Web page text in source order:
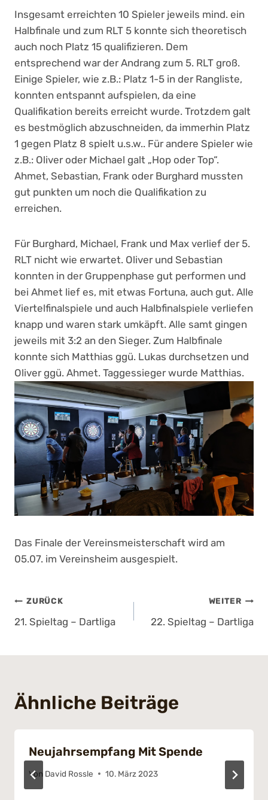
Insgesamt erreichten 10 Spieler jeweils mind. ein
Halbfinale und zum RLT 5 konnte sich theoretisch
auch noch Platz 15 qualifizieren. Dem
entsprechend war der Andrang zum 5. RLT groß.
Einige Spieler, wie z.B.: Platz 1-5 in der Rangliste,
konnten entspannt aufspielen, da eine
Qualifikation bereits erreicht wurde. Trotzdem galt
es bestmöglich abzuschneiden, da immerhin Platz
1 gegen Platz 8 spielt u.s.w.. Für andere Spieler wie
z.B.: Oliver oder Michael galt „Hop oder Top“.
Ahmet, Sebastian, Frank oder Burghard mussten
gut punkten um noch die Qualifikation zu
erreichen.
Für Burghard, Michael, Frank und Max verlief der 5.
RLT nicht wie erwartet. Oliver und Sebastian
konnten in der Gruppenphase gut performen und
bei Ahmet lief es, mit etwas Fortuna, auch gut. Alle
Viertelfinalspiele und auch Halbfinalspiele verliefen
knapp und waren stark umkäpft. Alle samt gingen
jeweils mit 3:2 an den Sieger. Zum Halbfinale
konnte sich Matthias ggü. Lukas durchsetzen und
Oliver ggü. Ahmet. Taggessieger wurde Matthias.
Das Finale der Vereinsmeisterschaft wird am
05.07. im Vereinsheim ausgespielt.
Beitragsnavigation
ZURÜCK
21. Spieltag – Dartliga
WEITER
22. Spieltag – Dartliga
Ähnliche Beiträge
Neujahrsempfang Mit Spende
Von David Rossle 10. März 2023